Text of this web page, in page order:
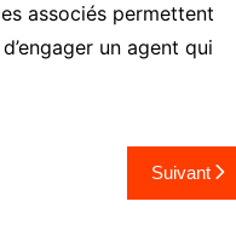
associés permettent
un agent qui
Suivant